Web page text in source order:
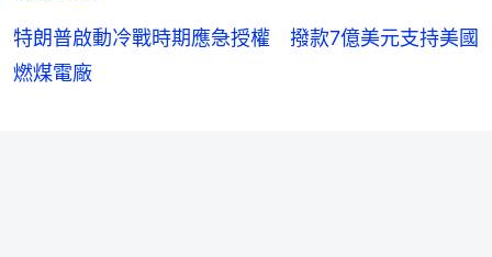
特朗普啟動冷戰時期應急授權 撥款7億美元支持美國
燃煤電廠